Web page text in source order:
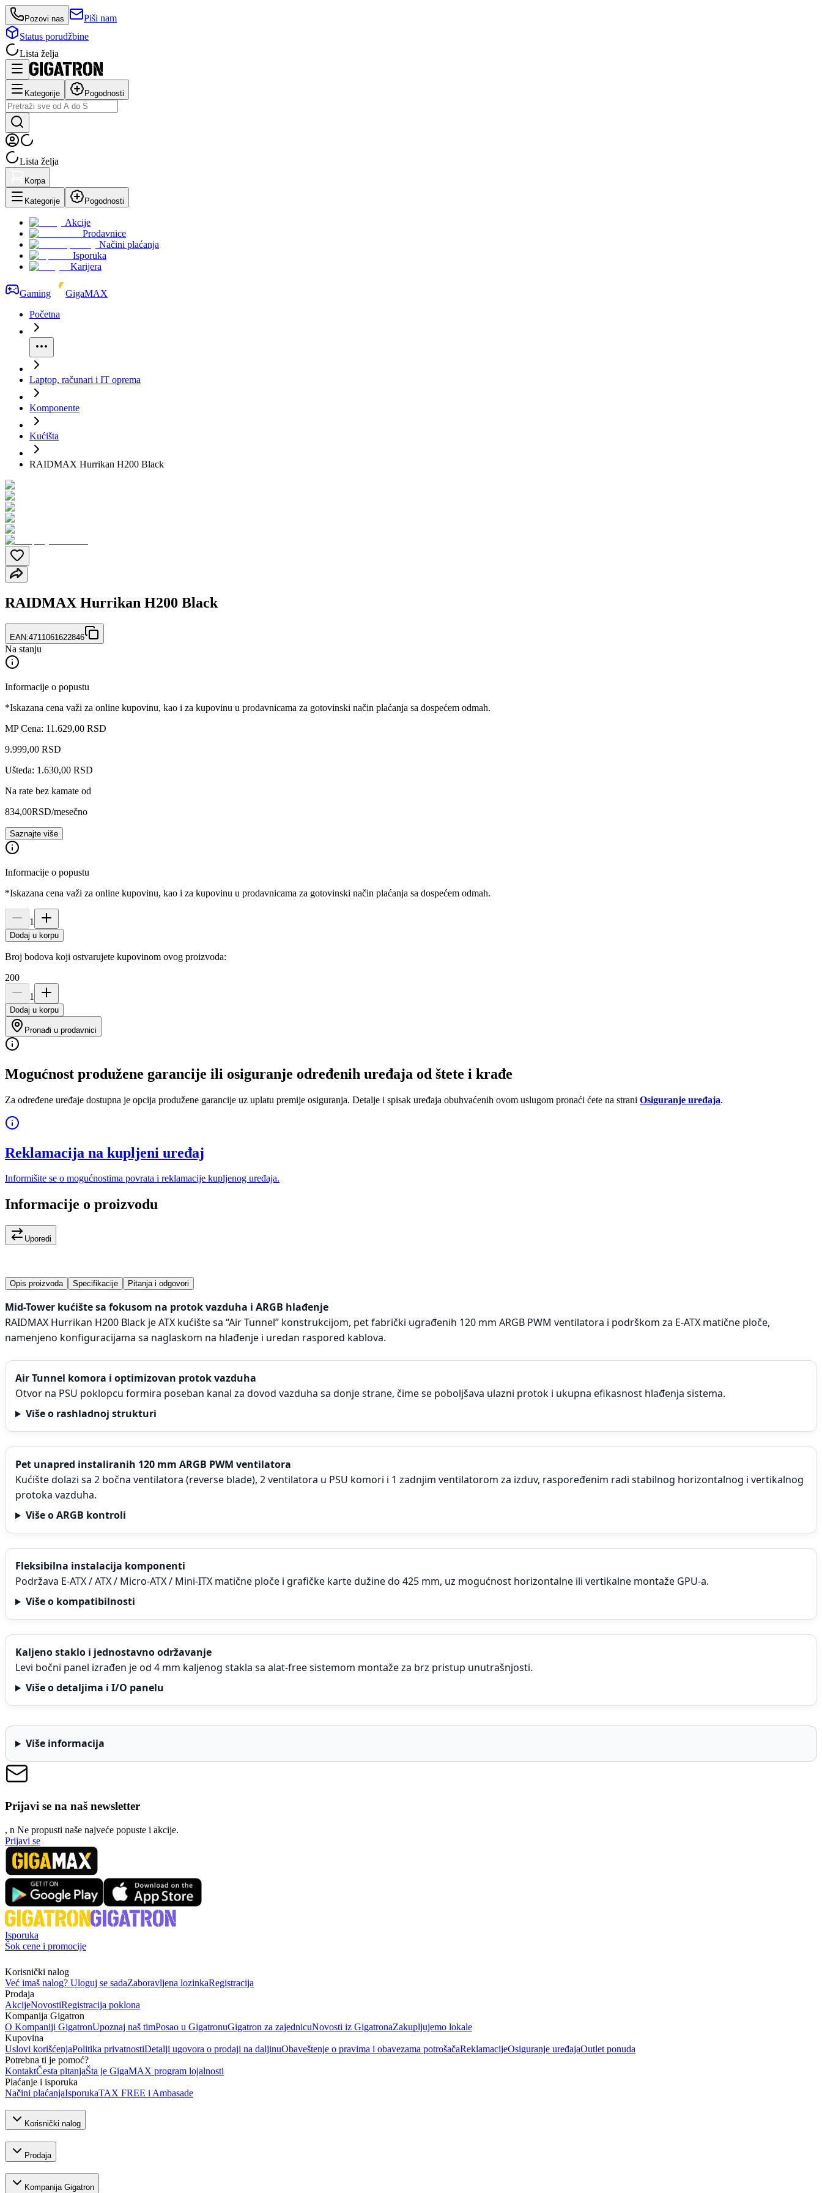
Pozovi nas
Piši nam
Status porudžbine
Lista želja
Kategorije Pogodnosti
Lista želja
Korpa
Kategorije Pogodnosti
Akcije
Prodavnice
Načini plaćanja
Isporuka
Karijera
Gaming
GigaMAX
Početna
Laptop, računari i IT oprema
Komponente
Kućišta
RAIDMAX Hurrikan H200 Black
RAIDMAX Hurrikan H200 Black
EAN:4711061622846
Na stanju
Informacije o popustu
*Iskazana cena važi za online kupovinu, kao i za kupovinu u prodavnicama za gotovinski način plaćanja sa dospećem odmah.
MP Cena: 11.629,00 RSD
9.999,00 RSD
Ušteda: 1.630,00 RSD
Na rate bez kamate od
834,00RSD/mesečno
Saznajte više
Informacije o popustu
*Iskazana cena važi za online kupovinu, kao i za kupovinu u prodavnicama za gotovinski način plaćanja sa dospećem odmah.
1
Dodaj u korpu
Broj bodova koji ostvarujete kupovinom ovog proizvoda:
200
1
Dodaj u korpu
Pronađi u prodavnici
Mogućnost produžene garancije ili osiguranje određenih uređaja od štete i krađe
Za određene uređaje dostupna je opcija produžene garancije uz uplatu premije osiguranja. Detalje i spisak uređaja obuhvaćenih ovom uslugom pronaći ćete na strani Osiguranje uređaja.
Reklamacija na kupljeni uređaj
Informišite se o mogućnostima povrata i reklamacije kupljenog uređaja.
Informacije o proizvodu
Uporedi
Opis proizvoda Specifikacije Pitanja i odgovori
Mid-Tower kućište sa fokusom na protok vazduha i ARGB hlađenje
RAIDMAX Hurrikan H200 Black je ATX kućište sa “Air Tunnel” konstrukcijom, pet fabrički ugrađenih 120 mm ARGB PWM ventilatora i podrškom za E-ATX matične ploče,
namenjeno konfiguracijama sa naglaskom na hlađenje i uredan raspored kablova.
Air Tunnel komora i optimizovan protok vazduha
Otvor na PSU poklopcu formira poseban kanal za dovod vazduha sa donje strane, čime se poboljšava ulazni protok i ukupna efikasnost hlađenja sistema.
Više o rashladnoj strukturi
Pet unapred instaliranih 120 mm ARGB PWM ventilatora
Kućište dolazi sa 2 bočna ventilatora (reverse blade), 2 ventilatora u PSU komori i 1 zadnjim ventilatorom za izduv, raspoređenim radi stabilnog horizontalnog i vertikalnog
protoka vazduha.
Više o ARGB kontroli
Fleksibilna instalacija komponenti
Podržava E-ATX / ATX / Micro-ATX / Mini-ITX matične ploče i grafičke karte dužine do 425 mm, uz mogućnost horizontalne ili vertikalne montaže GPU-a.
Više o kompatibilnosti
Kaljeno staklo i jednostavno održavanje
Levi bočni panel izrađen je od 4 mm kaljenog stakla sa alat-free sistemom montaže za brz pristup unutrašnjosti.
Više o detaljima i I/O panelu
Više informacija
Prijavi se na naš newsletter
, n Ne propusti naše najveće popuste i akcije.
Prijavi se
Isporuka
Šok cene i promocije
Korisnički nalog
Već imaš nalog? Uloguj se sadaZaboravljena lozinkaRegistracija
Prodaja
AkcijeNovostiRegistracija poklona
Kompanija Gigatron
O Kompaniji GigatronUpoznaj naš timPosao u GigatronuGigatron za zajednicuNovosti iz GigatronaZakupljujemo lokale
Kupovina
Uslovi korišćenjaPolitika privatnostiDetalji ugovora o prodaji na daljinuObaveštenje o pravima i obavezama potrošačaReklamacijeOsiguranje uređajaOutlet ponuda
Potrebna ti je pomoć?
KontaktČesta pitanjaŠta je GigaMAX program lojalnosti
Plaćanje i isporuka
Načini plaćanjaIsporukaTAX FREE i Ambasade
Korisnički nalog
Prodaja
Kompanija Gigatron